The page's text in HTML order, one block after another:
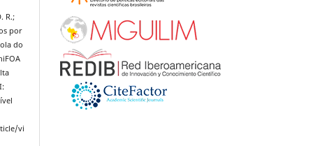
R.;
por
do
vi